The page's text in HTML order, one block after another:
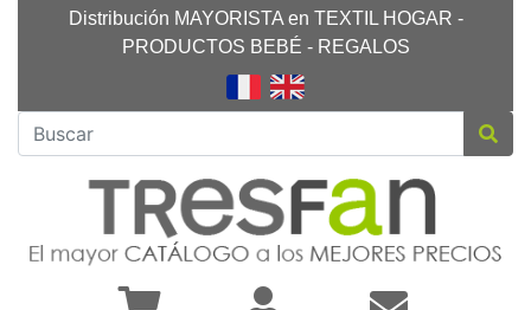
Distribución MAYORISTA en TEXTIL HOGAR -
PRODUCTOS BEBÉ - REGALOS